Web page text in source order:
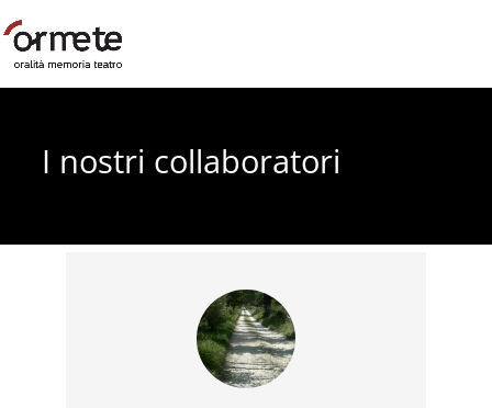
I nostri collaboratori